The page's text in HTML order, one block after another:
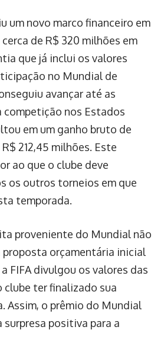
um novo marco financeiro em
de R$ 320 milhões em
que já inclui os valores
no Mundial de
avançar até as
competição nos Estados
em um ganho bruto de
212,45 milhões. Este
ao que o clube deve
os outros torneios em que
temporada.
proveniente do Mundial não
proposta orçamentária inicial
FIFA divulgou os valores das
clube ter finalizado sua
Assim, o prêmio do Mundial
surpresa positiva para a